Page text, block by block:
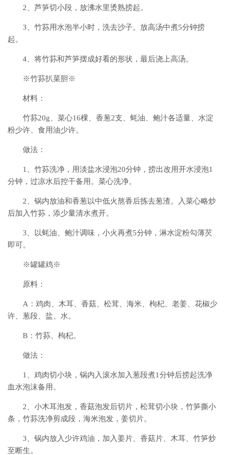
2、芦笋切小段，放沸水里烫熟捞起。
3、竹荪用水泡半小时，洗去沙子。放高汤中煮5分钟捞
起。
4、将竹荪和芦笋摆成好看的形状，最后浇上高汤。
※竹荪扒菜胆※
材料：
竹荪20g、菜心16棵、香葱2支、蚝油、鲍汁各适量、水淀
粉少许、食用油少许。
做法：
1、竹荪洗净，用淡盐水浸泡20分钟，捞出改用开水浸泡1
分钟，过凉水后控干备用。菜心洗净。
2、锅内放油和香葱以中低火熬香后拣去葱渣。入菜心略炒
后加入竹荪，添少量清水煮开。
3、以蚝油、鲍汁调味，小火再煮5分钟，淋水淀粉勾薄芡
即可。
※罐罐鸡※
原料：
A：鸡肉、木耳、香菇、松茸、海米、枸杞、老姜、花椒少
许、葱段、盐、水。
B：竹荪、枸杞。
做法：
1、鸡肉切小块，锅内入滚水加入葱段煮1分钟后捞起洗净
血水泡沫备用。
2、小木耳泡发，香菇泡发后切片，松茸切小块，竹笋撕小
条，竹荪洗净剪成段，海米泡发，姜切片。
3、锅内放入少许鸡油，加入姜片、香菇片、木耳、竹笋炒
至断生。